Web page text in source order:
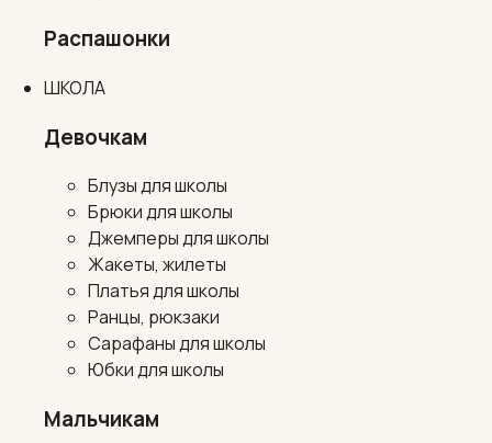
Распашонки
ШКОЛА
Девочкам
Блузы для школы
Брюки для школы
Джемперы для школы
Жакеты, жилеты
Платья для школы
Ранцы, рюкзаки
Сарафаны для школы
Юбки для школы
Мальчикам